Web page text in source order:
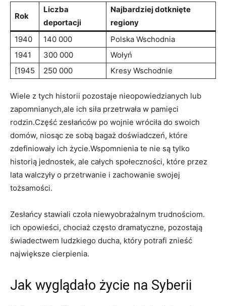
Rok
Liczba
deportacji
Najbardziej dotknięte
regiony
1940
140 000
Polska Wschodnia
1941
300 000
Wołyń
[1945
250 000 Kresy Wschodnie
Wiele z tych historii pozostaje nieopowiedzianych lub
zapomnianych,ale ich siła przetrwała w pamięci
rodzin.Część zesłańców po wojnie wróciła do swoich
domów, niosąc ze sobą bagaż doświadczeń, które
zdefiniowały ich życie.Wspomnienia te nie są tylko
historią jednostek, ale całych społeczności, które przez
lata walczyły o przetrwanie i zachowanie swojej
tożsamości.
Zesłańcy stawiali czoła niewyobrażalnym trudnościom.
ich opowieści, chociaż często dramatyczne, pozostają
świadectwem ludzkiego ducha, który potrafi znieść
największe cierpienia.
Jak wyglądało życie na Syberii